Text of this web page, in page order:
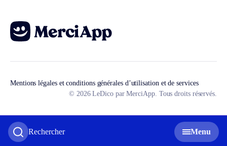
Rechercher Menu
Mentions légales et conditions générales d’utilisation et de services
© 2026 LeDico par MerciApp. Tous droits réservés.